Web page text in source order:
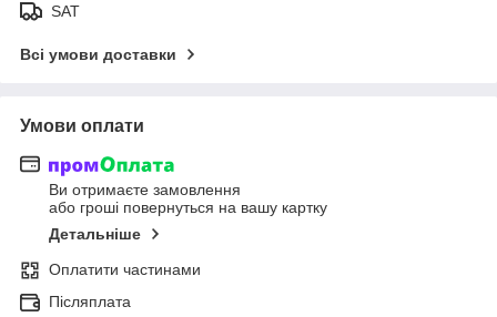
SAT
Всі умови доставки
Умови оплати
Ви отримаєте замовлення
або гроші повернуться на вашу картку
Детальніше
Оплатити частинами
Післяплата